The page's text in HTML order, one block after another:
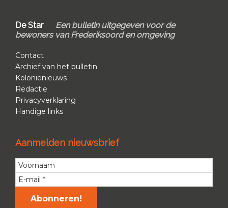
Footer
De Star
Een bulletin uitgegeven voor de
bewoners van Frederiksoord en omgeving
Contact
Archief van het bulletin
Kolonienieuws
Redactie
Privacyverklaring
Handige links
Aanmelden nieuwsbrief